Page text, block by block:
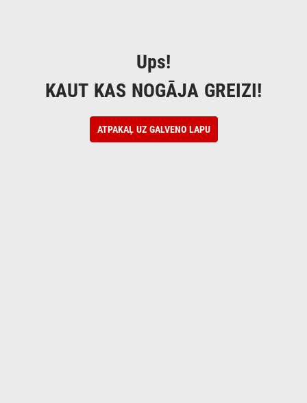
Ups!
KAUT KAS NOGĀJA GREIZI!
ATPAKAĻ UZ GALVENO LAPU